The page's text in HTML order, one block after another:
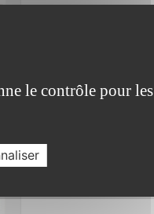
le contrôle pour les